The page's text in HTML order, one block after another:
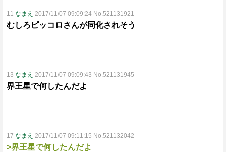
11 なまえ 2017/11/07 09:09:24 No.521131921
むしろピッコロさんが同化されそう
13 なまえ 2017/11/07 09:09:43 No.521131945
界王星で何したんだよ
17 なまえ 2017/11/07 09:11:15 No.521132042
>界王星で何したんだよ